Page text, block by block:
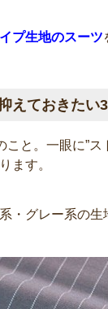
プ生地のスーツ
えておきたい
と。一眼に”ス
ます。
・グレー系の
【ア